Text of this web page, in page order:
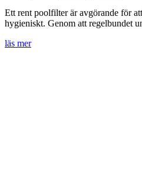
Ett rent poolfilter är avgörande för
hygieniskt. Genom att regelbundet
läs mer